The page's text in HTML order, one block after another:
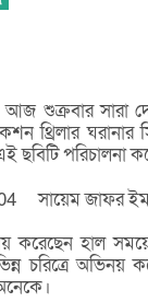
আজ শুক্রবার সারা
থ্রিলার
ছবিটি
সায়েম জাফর
করেছেন হাল
চরিত্রে